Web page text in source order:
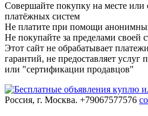
Совершайте покупку на месте
платёжных систем
Не платите при помощи
Не покупайте за пределами своей
Этот сайт не обрабатывает
гарантий, не предоставляет услуг
или "сертификации продавцов"
Россия, г. Москва. +79067577576